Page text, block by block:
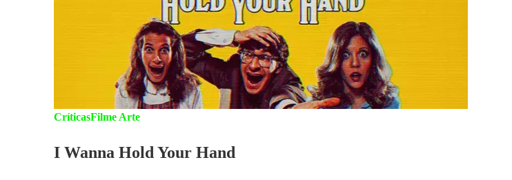
CríticasFilme Arte
I Wanna Hold Your Hand